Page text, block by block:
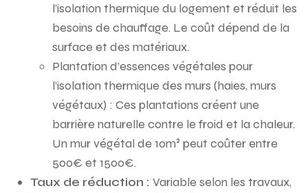
l’isolation thermique du logement et réduit les
besoins de chauffage. Le coût dépend de la
surface et des matériaux.
Plantation d’essences végétales pour
l’isolation thermique des murs (haies, murs
végétaux) : Ces plantations créent une
barrière naturelle contre le froid et la chaleur.
Un mur végétal de 10m² peut coûter entre
500€ et 1500€.
Taux de réduction : Variable selon les travaux,